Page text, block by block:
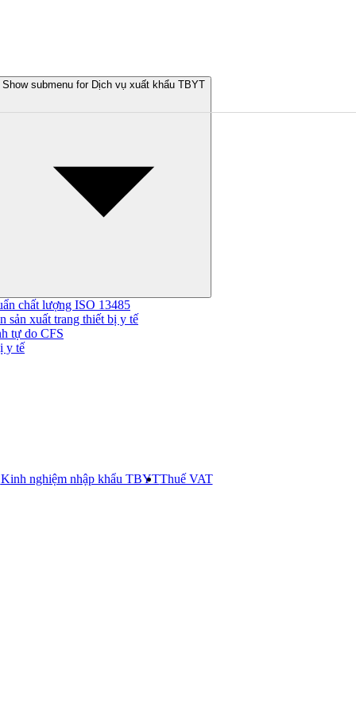
Show submenu for Dịch vụ xuất khẩu TBYT
chất lượng ISO 13485
sản xuất trang thiết bị y tế
tự do CFS
y tế
Kinh nghiệm nhập khẩu TBYTThuế VAT